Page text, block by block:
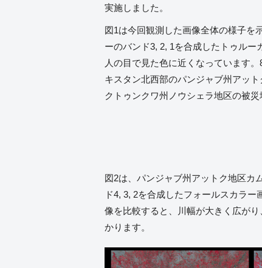
実施しました。
図1は今回観測した画像全体の様子を
ーのバンド3, 2, 1を合成したトゥルー
人の目で見た色に近くなっています
キスタン北西部のパンジャブ州アッ
クトゥンクワ州ノウシェラ地区の被
図2は、パンジャブ州アットク地区カ
ド4, 3, 2を合成したフォールスカラ
像を比較すると、川幅が大きく広が
かります。